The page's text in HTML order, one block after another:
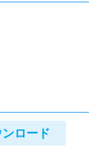
ロード